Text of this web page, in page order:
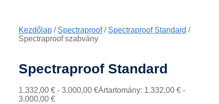
Kezdőlap / Spectraproof/ Spectraproof Standard /
Spectraproof szabvány
Spectraproof Standard
1.332,00 € - 3.000,00 €Ártartomány: 1.332,00 € -
3.000,00 €